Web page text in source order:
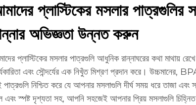
প্লাস্টিকের মসলার পাত্রগুলির
অভিজ্ঞতা উন্নত করুন
প্লাস্টিকের মসলার পাত্রগুলি আধুনিক রান্নাঘরের কথা মাথায়
এবং সৌন্দর্যের এক নিখুঁত মিশ্রণ প্রদান করে। উচ্চমানের,
নিশ্চিত করে যে আপনার মসলাগুলি দীর্ঘ সময় ধরে তাজা
এবং স্পষ্ট দৃশ্যতা সহ, আপনি সহজেই আপনার প্রিয় মসলাগুলি